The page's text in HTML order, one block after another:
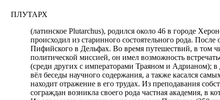
ПЛУТАРХ
(латинское Plutarchus), родился около 46 в городе
происходил из старинного состоятельного рода.
Пифийского в Дельфах. Во время путешествий, в том
политической миссией, он имел возможность
(среди других с императорами Траяном и Адрианом);
вёл беседы научного содержания, а также касался
находит отражение в его трудах. Из преподавания
сограждан возникла своего рода частная академия, в